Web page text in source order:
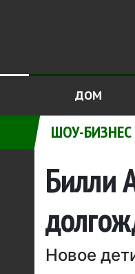
ДОМ
ШОУ-БИЗНЕС
Билли
Новое